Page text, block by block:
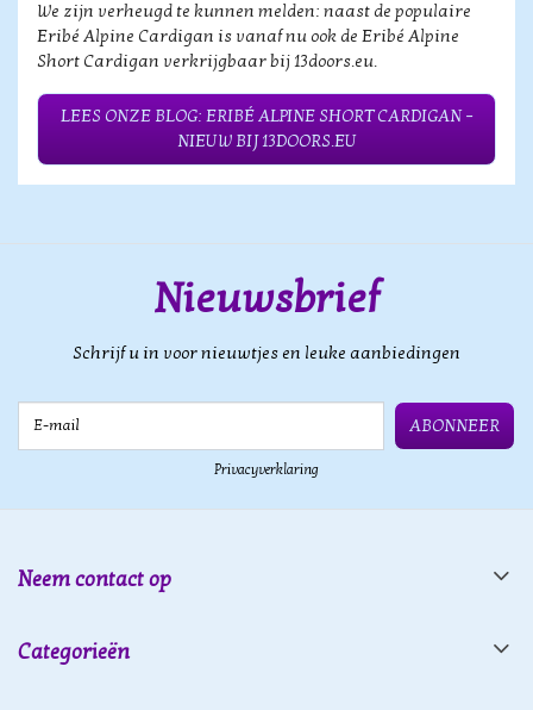
We zijn verheugd te kunnen melden: naast de populaire
Eribé Alpine Cardigan is vanaf nu ook de Eribé Alpine
Short Cardigan verkrijgbaar bij 13doors.eu.
LEES ONZE BLOG: ERIBÉ ALPINE SHORT CARDIGAN –
NIEUW BIJ 13DOORS.EU
Nieuwsbrief
Schrijf u in voor nieuwtjes en leuke aanbiedingen
ABONNEER
Privacyverklaring
Neem contact op
Categorieën